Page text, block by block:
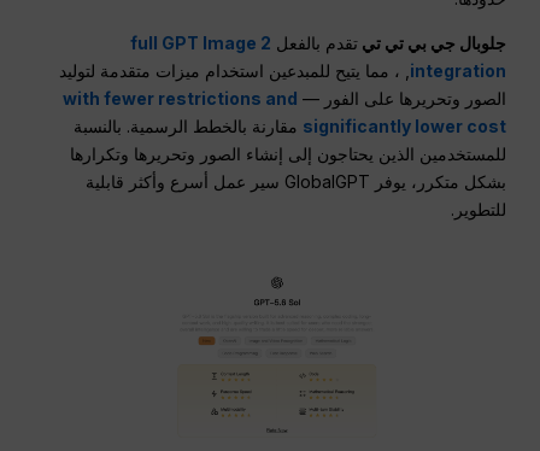
جلوبال جي بي تي تيتقدم بالفعل full GPT Image 2
integration, ، مما يتيح للمبدعين استخدام ميزات متقدمة لتوليد
الصور وتحريرها على الفور — with fewer restrictions and
significantly lower cost مقارنة بالخطط الرسمية. بالنسبة
للمستخدمين الذين يحتاجون إلى إنشاء الصور وتحريرها وتكرارها
بشكل متكرر، يوفر GlobalGPT سير عمل أسرع وأكثر قابلية
للتطوير.